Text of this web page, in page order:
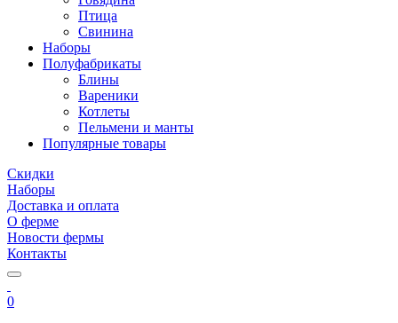
Птица
Свинина
Наборы
Полуфабрикаты
Блины
Вареники
Котлеты
Пельмени и манты
Популярные товары
Скидки
Наборы
Доставка и оплата
О ферме
Новости фермы
Контакты
0